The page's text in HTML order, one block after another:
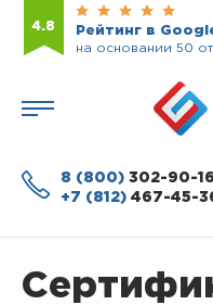
4.8
Рейтинг в
на основании 50
8 (800) 302-90-16
+7 (812) 467-45-